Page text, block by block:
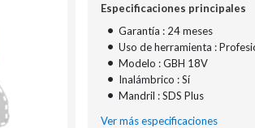
Especificaciones principales
• Garantía : 24 meses
• Uso de herramienta :
• Modelo : GBH 18V
• Inalámbrico : Sí
• Mandril : SDS Plus
Ver más especificaciones